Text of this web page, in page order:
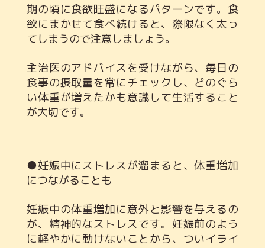
期の頃に食欲旺盛になるパターンです。食
欲にまかせて食べ続けると、際限なく太っ
てしまうので注意しましょう。
主治医のアドバイスを受けながら、毎日の
食事の摂取量を常にチェックし、どのぐら
い体重が増えたかも意識して生活すること
が大切です。
●妊娠中にストレスが溜まると、体重増加
につながることも
妊娠中の体重増加に意外と影響を与えるの
が、精神的なストレスです。妊娠前のよう
に軽やかに動けないことから、ついイライ